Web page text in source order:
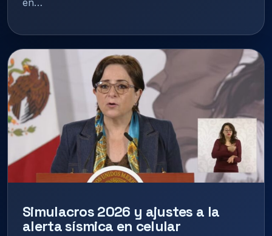
en…
Simulacros 2026 y ajustes a la
alerta sísmica en celular